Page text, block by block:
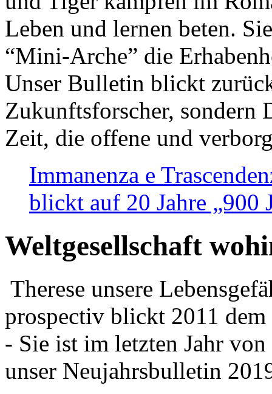
Leben und lernen beten.
“Mini-Arche” die
Unser Bulletin blickt
Zukunftsforscher, sondern
Zeit, die offene und
Immanenza e
blickt auf 20 Jahre „900
Weltgesellschaft
Therese unsere
prospectiv blickt 2011
- Sie ist im letzten Jahr
unser Neujahrsbulletin